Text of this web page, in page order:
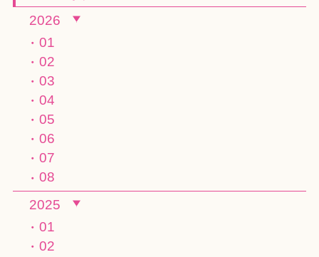
2026
01
02
03
04
05
06
07
08
2025
01
02